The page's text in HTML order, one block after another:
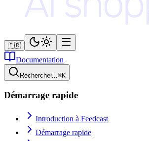
🇫🇷
Documentation
Rechercher...⌘K
Démarrage rapide
Introduction à Feedcast
Démarrage rapide